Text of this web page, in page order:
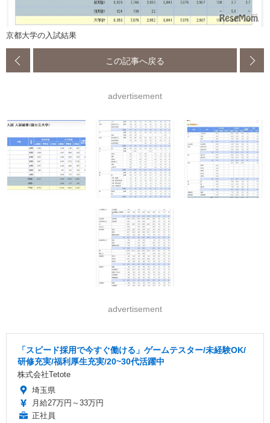
京都大学の入試結果
この記事へ戻る
advertisement
advertisement
「スピード採用で今すぐ働ける」ゲームテスター/未経験OK/
研修充実/福利厚生充実/20~30代活躍中
株式会社Tetote
埼玉県
月給27万円～33万円
正社員